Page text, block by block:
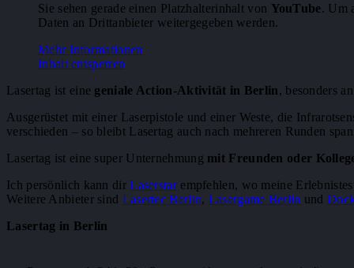
Sie sehen gerade einen Platzhalterinhalt von YouTube. Um
Daten an Drittanbieter weitergegeben werden.
Mehr Informationen
Inhalt entsperren
Lasertag ist eine geniale Action-Aktivität in Berlin, besonders
Ausgerüstet mit einer Laserpistole und einer Weste, die
verschieden – so bleibt Lasertag auch nach mehreren Runden
Lasertag ist eine super Unternehmung mit Freunden oder
Ich persönlich kann dirLaserstarempfehlen, wo meine
Weitere Anbieter sind Lasertec Berlin, Lasergame Berlin und
Lasertag in Berlin